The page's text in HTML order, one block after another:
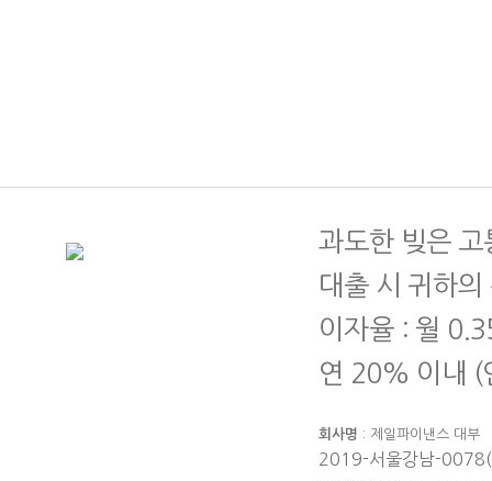
과도한 빚은
대출 시 귀하
이자율 : 월
연 20% 이내 (
회사명 : 제일파이낸스 대
2019-서울강남-